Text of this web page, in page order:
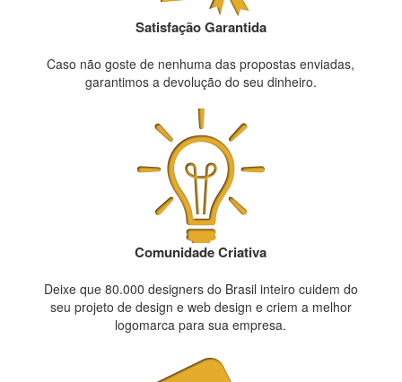
Satisfação Garantida
Caso não goste de nenhuma das propostas enviadas,
garantimos a devolução do seu dinheiro.
Comunidade Criativa
Deixe que 80.000 designers do Brasil inteiro cuidem do
seu projeto de design e web design e criem a melhor
logomarca para sua empresa.